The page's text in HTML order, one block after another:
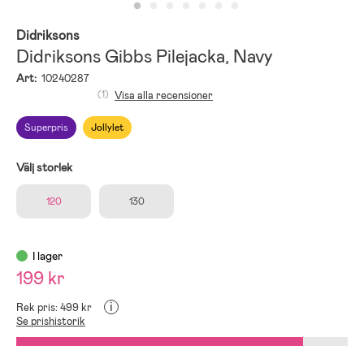
Didriksons
Didriksons Gibbs Pilejacka, Navy
Art: 10240287
Superpris Jollylet
(1) Visa alla recensioner
Välj storlek
120 130
I lager
199 kr
Rek pris: 499 kr i
Se prishistorik